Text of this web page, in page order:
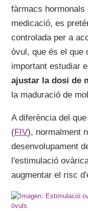
fàrmacs
medicació, es
controlada per a
òvul, que és el que
important estudiar
ajustar la dosi de
la maduració de
A diferència del
(FIV), normalment
desenvolupament
l'estimulació
augmentar el risc